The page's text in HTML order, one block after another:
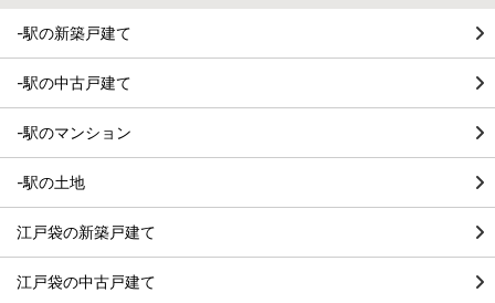
-駅の新築戸建て
-駅の中古戸建て
-駅のマンション
-駅の土地
江戸袋の新築戸建て
江戸袋の中古戸建て